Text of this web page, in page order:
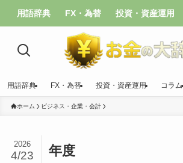
用語辞典 FX・為替 投資・資産運用
用語辞典 FX・為替 投資・資産運用 コラム
ホーム ビジネス・企業・会計
年度
2026
4/23